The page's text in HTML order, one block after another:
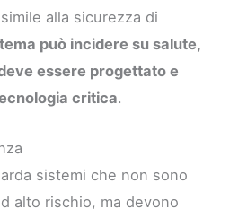
alla sicurezza di
può incidere su salute,
essere progettato e
critica.
sistemi che non sono
alto rischio, ma devono